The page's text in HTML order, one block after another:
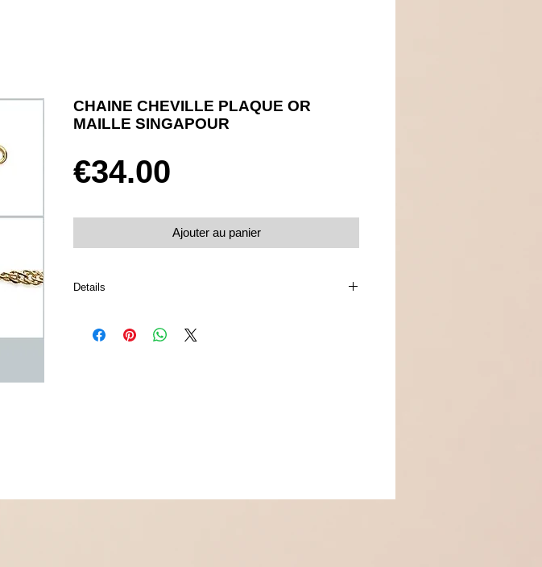
CHAINE CHEVILLE PLAQUE OR
MAILLE SINGAPOUR
€34.00
Ajouter au panier
Details
Fermoir mousqueton